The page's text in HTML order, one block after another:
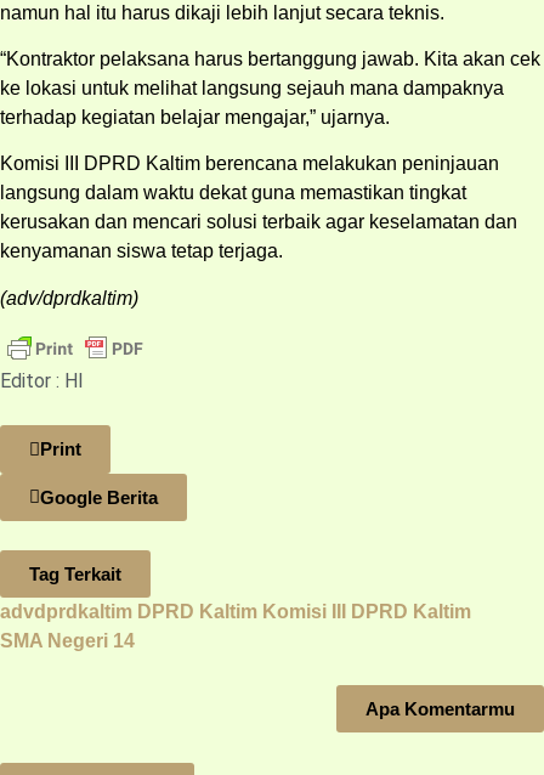
namun hal itu harus dikaji lebih lanjut secara teknis.
“Kontraktor pelaksana harus bertanggung jawab. Kita akan cek
ke lokasi untuk melihat langsung sejauh mana dampaknya
terhadap kegiatan belajar mengajar,” ujarnya.
Komisi III DPRD Kaltim berencana melakukan peninjauan
langsung dalam waktu dekat guna memastikan tingkat
kerusakan dan mencari solusi terbaik agar keselamatan dan
kenyamanan siswa tetap terjaga.
(adv/dprdkaltim)
Editor : HI
Print
Google Berita
Tag Terkait
advdprdkaltim DPRD Kaltim Komisi III DPRD Kaltim
SMA Negeri 14
Apa Komentarmu